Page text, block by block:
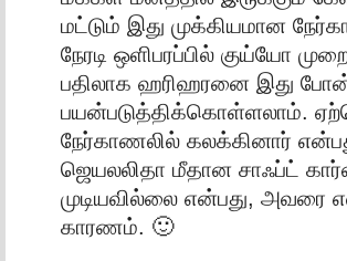
மட்டும் இது முக்கியமான
நேரடி ஒளிபரப்பில் குய்யோ
பதிலாக ஹரிஹரனை இது
பயன்படுத்திக்கொள்ளலாம்.
நேர்காணலில் கலக்கினார்
ஜெயலலிதா மீதான சாஃப்ட்
முடியவில்லை என்பது, அவரை
காரணம். 🙂